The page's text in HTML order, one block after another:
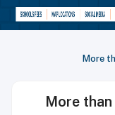
More
More